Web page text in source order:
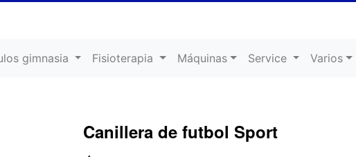
gimnasia Fisioterapia Máquinas Service Varios
Canillera de futbol Sport